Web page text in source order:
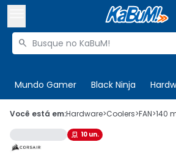
Buscar produtos

Mundo Gamer Black Ninja
 Olá. Acesse sua conta
 Departamentos
Você está em:Hardware>Coolers>FAN>140
 10 un.